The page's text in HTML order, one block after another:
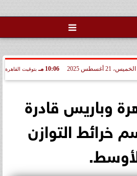

الخميس، 21 أغسطس 2025 10:06 مـ بتوقيت القاهرة
وباريس قادرة
خرائط التوازن